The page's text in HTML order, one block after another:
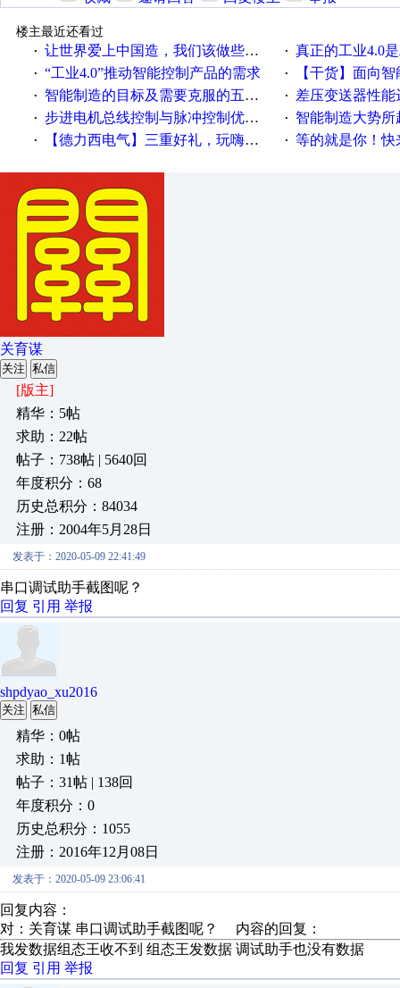
楼主最近还看过
· 让世界爱上中国造，我们该做些什么 · 真正的工业4.0
· “工业4.0”推动智能控制产品的需求 · 【干货】面向
· 智能制造的目标及需要克服的五个障碍 · 差压变送器性能达
· 步进电机总线控制与脉冲控制优缺点 · 智能制造大势所趋
· 【德力西电气】三重好礼，玩嗨夏日！ · 等的就是你！快来
关育谋
关注 私信
[版主]
精华：5帖
求助：22帖
帖子：738帖 | 5640回
年度积分：68
历史总积分：84034
注册：2004年5月28日
发表于：2020-05-09 22:41:49
串口调试助手截图呢？
回复 引用 举报
shpdyao_xu2016
关注 私信
精华：0帖
求助：1帖
帖子：31帖 | 138回
年度积分：0
历史总积分：1055
注册：2016年12月08日
发表于：2020-05-09 23:06:41
回复内容：
对：关育谋 串口调试助手截图呢？ 内容的回复：
我发数据组态王收不到 组态王发数据 调试助手也没有数据
回复 引用 举报